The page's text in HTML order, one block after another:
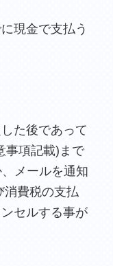
現金で支払う
た後であって
事項記載)まで
メールを通知
消費税の支払
セルする事が